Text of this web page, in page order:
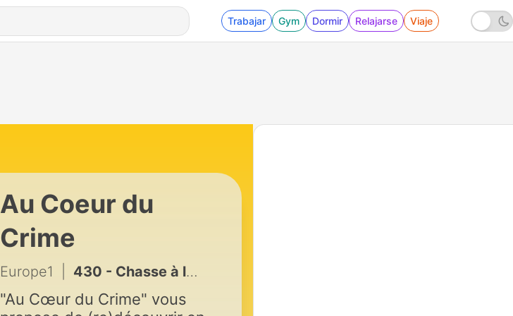
Trabajar Gym Dormir Relajarse Viaje
Au Coeur du
Crime
Europe1 430 - Chasse à l’homme
"Au Cœur du Crime" vous